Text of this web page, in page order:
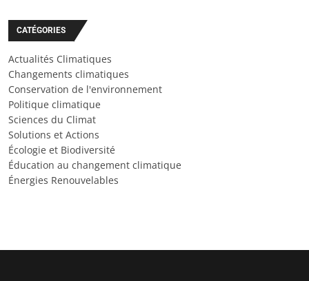
CATÉGORIES
Actualités Climatiques
Changements climatiques
Conservation de l'environnement
Politique climatique
Sciences du Climat
Solutions et Actions
Écologie et Biodiversité
Éducation au changement climatique
Énergies Renouvelables